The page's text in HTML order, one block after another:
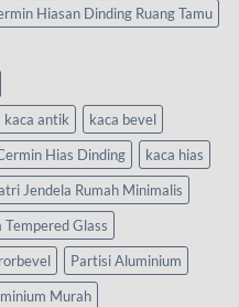
Hiasan Dinding Ruang Tamu
kaca antik
kaca bevel
Hias Dinding
kaca hias
Jendela Rumah Minimalis
Tempered Glass
Partisi Aluminium
Murah